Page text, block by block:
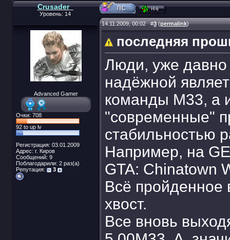
Crusader_
Уровень: 14
Advanced Gamer
Очки: 708
92 to up lv
Регистрация: 03.01.2009
Адрес: г. Киров
Сообщений: 9
Поблагодарили: 2 раз(а)
Репутация:
3
14.11.2009, 00:02#3(permalink)
последняя
Люди, уже давно
надёжной
команды М33, а
"современные"
стабильностью
Например, на
GTA: Chinatown
Всё пройденное
хвост.
Все вновь